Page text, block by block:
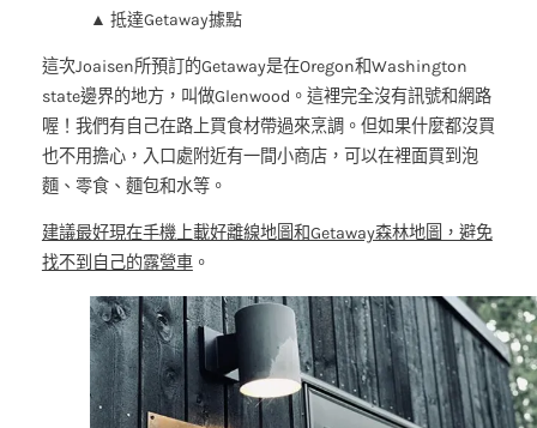
▲ 抵達Getaway據點
這次Joaisen所預訂的Getaway是在Oregon和Washington
state邊界的地方，叫做Glenwood。這裡完全沒有訊號和網路
喔！我們有自己在路上買食材帶過來烹調。但如果什麼都沒買
也不用擔心，入口處附近有一間小商店，可以在裡面買到泡
麵、零食、麵包和水等。
建議最好現在手機上載好離線地圖和Getaway森林地圖，避免
找不到自己的露營車。